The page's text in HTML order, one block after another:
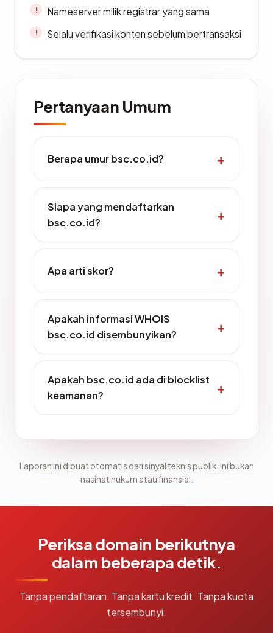
Nameserver milik registrar yang sama
Selalu verifikasi konten sebelum bertransaksi
Pertanyaan Umum
Berapa umur bsc.co.id?
Siapa yang mendaftarkan
bsc.co.id?
Apa arti skor?
Apakah informasi WHOIS
bsc.co.id disembunyikan?
Apakah bsc.co.id ada di blocklist
keamanan?
Laporan ini dibuat otomatis dari sinyal teknis publik. Ini bukan
nasihat hukum atau finansial.
Periksa domain berikutnya
dalam beberapa detik.
Tanpa pendaftaran. Tanpa kartu kredit. Tanpa kuota
tersembunyi.